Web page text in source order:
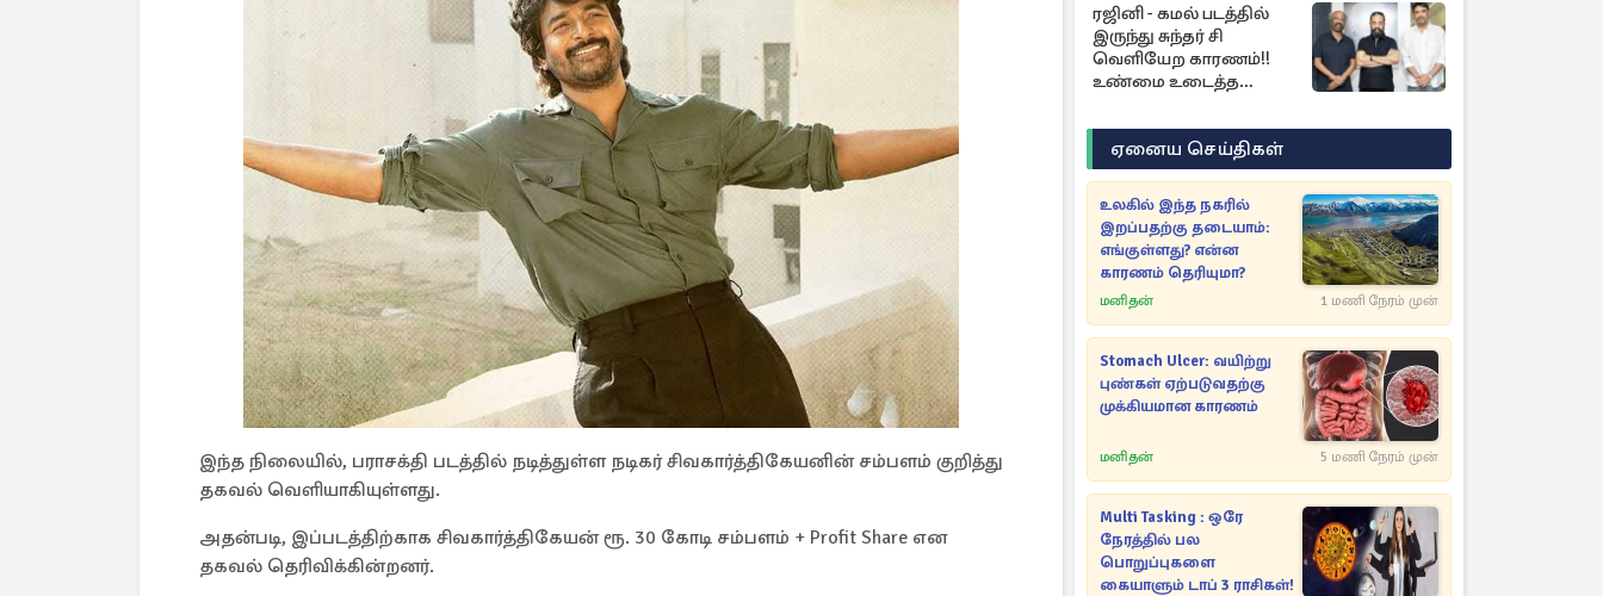
இந்த நிலையில், பராசக்தி படத்தில் நடித்துள்ள நடிகர் சிவகார்த்திகேயனின் சம்பளம் குறித்து
தகவல் வெளியாகியுள்ளது.
அதன்படி, இப்படத்திற்காக சிவகார்த்திகேயன் ரூ. 30 கோடி சம்பளம் + Profit Share என
தகவல் தெரிவிக்கின்றனர்.
ரஜினி - கமல் படத்தில்
இருந்து சுந்தர் சி
வெளியேற காரணம்!!
உண்மை உடைத்த
ஏனைய செய்திகள்
உலகில் இந்த நகரில்
இறப்பதற்கு தடையாம்:
எங்குள்ளது? என்ன
காரணம் தெரியுமா?
மனிதன் 1 மணி நேரம் முன்
Stomach Ulcer: வயிற்று
புண்கள் ஏற்படுவதற்கு
முக்கியமான காரணம்
மனிதன் 5 மணி நேரம் முன்
Multi Tasking : ஒரே
நேரத்தில் பல
பொறுப்புகளை
கையாளும் டாப் 3 ராசிகள்!